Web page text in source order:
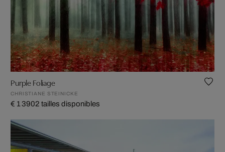
Purple Foliage
CHRISTIANE STEINICKE
€ 1 3902 tailles disponibles